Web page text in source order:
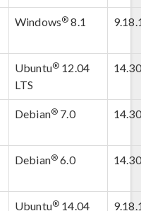
Windows® 8.1
Ubuntu® 12.04
LTS
Debian® 7.0
Debian® 6.0
Ubuntu® 14.04